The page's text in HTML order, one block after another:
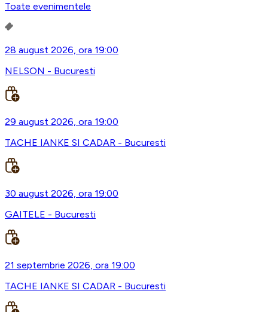
Toate evenimentele
28 august 2026, ora 19:00
NELSON - Bucuresti
29 august 2026, ora 19:00
TACHE IANKE SI CADAR - Bucuresti
30 august 2026, ora 19:00
GAITELE - Bucuresti
21 septembrie 2026, ora 19:00
TACHE IANKE SI CADAR - Bucuresti